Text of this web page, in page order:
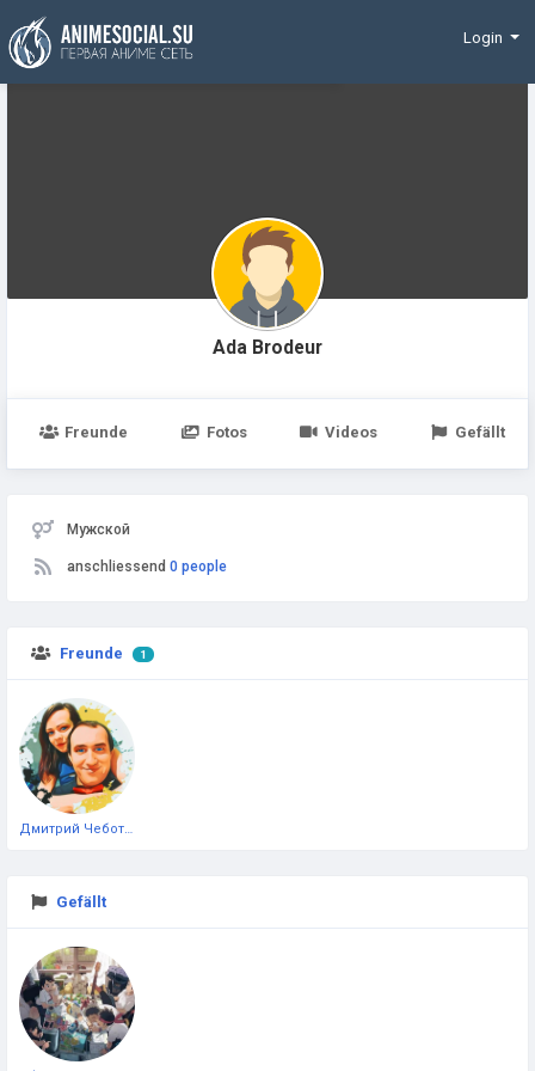
Finanzierung
Login
Ada Brodeur
Freunde Fotos Videos Gefällt
Мужской
anschliessend 0 people
Freunde 1
Gefällt